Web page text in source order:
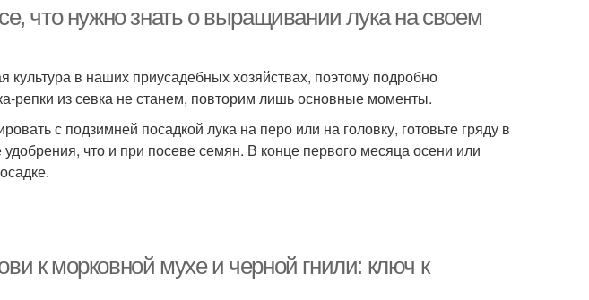
что нужно знать о выращивании лука на своем
культура в наших приусадебных хозяйствах, поэтому подробно
репки из севка не станем, повторим лишь основные моменты.
с подзимней посадкой лука на перо или на головку, готовьте гряду в
что и при посеве семян. В конце первого месяца осени или
к морковной мухе и черной гнили: ключ к